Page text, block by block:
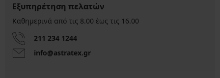
Εξυπηρέτηση πελατών
Καθημερινά από τις 8.00 έως τις 16.00
211 234 1244
info@astratex.gr